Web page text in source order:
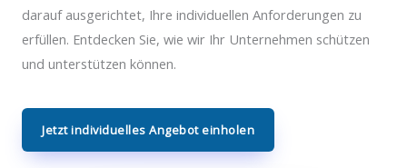
darauf ausgerichtet, Ihre individuellen Anforderungen zu
erfüllen. Entdecken Sie, wie wir Ihr Unternehmen schützen
und unterstützen können.
Jetzt individuelles Angebot einholen